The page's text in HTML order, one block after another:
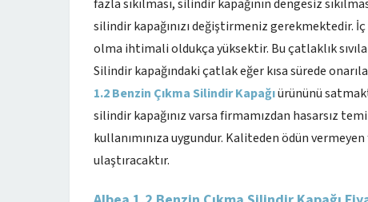
fazla sıkılması, silindir kapağının dengesiz
silindir kapağınızı değiştirmeniz gerekmektedir. İç
olma ihtimali oldukça yüksektir. Bu çatlaklık
Silindir kapağındaki çatlak eğer kısa sürede
1.2 Benzin Çıkma Silindir Kapağıürününü
silindir kapağınız varsa firmamızdan hasarsız
kullanımınıza uygundur. Kaliteden ödün
ulaştıracaktır.